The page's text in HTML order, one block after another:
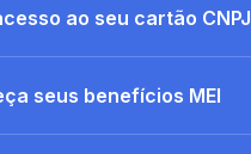
ao seu cartão CNPJ
seus benefícios MEI